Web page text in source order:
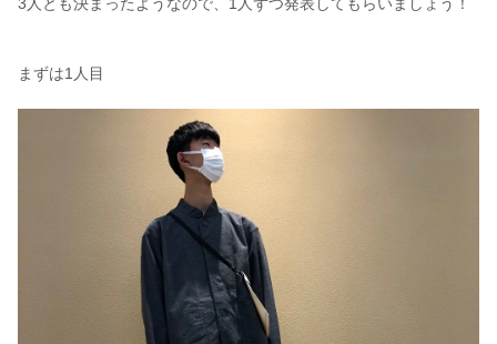
まずは1人目